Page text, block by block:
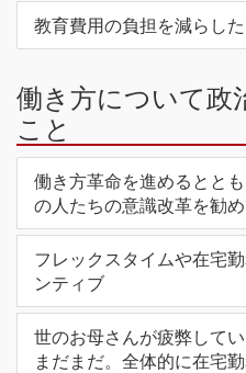
教育費用の負担を減らした
働き方について政
こと
働き方革命を進めるとと
の人たちの意識改革を勧め
フレックスタイムや在宅
ンティブ
世のお母さんが疲弊して
まだまだ。全体的に在宅